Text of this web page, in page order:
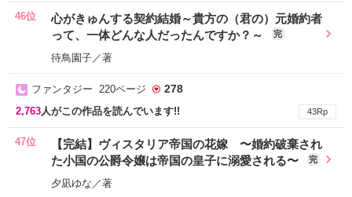
46位
心がきゅんする契約結婚～貴方の（君の）元婚約者
って、一体どんな人だったんですか？～
完
待鳥園子／著
ファンタジー 220ページ 278
2,763人がこの作品を読んでいます!! 43Rp
47位
【完結】ヴィスタリア帝国の花嫁 〜婚約破棄され
た小国の公爵令嬢は帝国の皇子に溺愛される〜
完
夕凪ゆな／著